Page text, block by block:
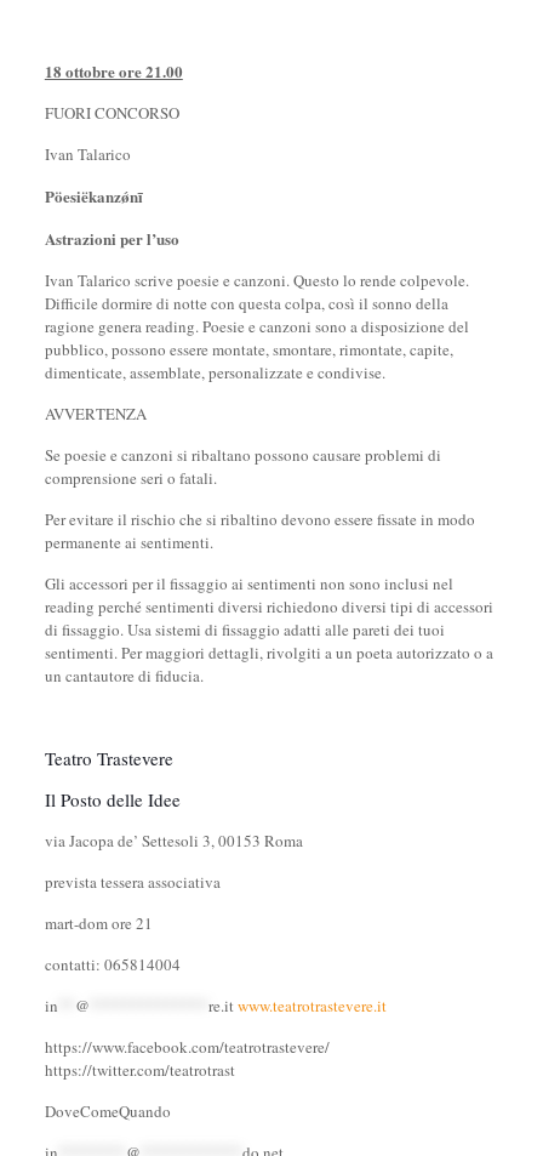
18 ottobre ore 21.00
FUORI CONCORSO
Ivan Talarico
Pöesiëkanzǿnī
Astrazioni per l’uso
Ivan Talarico scrive poesie e canzoni. Questo lo rende colpevole.
Difficile dormire di notte con questa colpa, così il sonno della
ragione genera reading. Poesie e canzoni sono a disposizione del
pubblico, possono essere montate, smontare, rimontate, capite,
dimenticate, assemblate, personalizzate e condivise.
AVVERTENZA
Se poesie e canzoni si ribaltano possono causare problemi di
comprensione seri o fatali.
Per evitare il rischio che si ribaltino devono essere fissate in modo
permanente ai sentimenti.
Gli accessori per il fissaggio ai sentimenti non sono inclusi nel
reading perché sentimenti diversi richiedono diversi tipi di accessori
di fissaggio. Usa sistemi di fissaggio adatti alle pareti dei tuoi
sentimenti. Per maggiori dettagli, rivolgiti a un poeta autorizzato o a
un cantautore di fiducia.
Teatro Trastevere
Il Posto delle Idee
via Jacopa de’ Settesoli 3, 00153 Roma
prevista tessera associativa
mart-dom ore 21
contatti: 065814004
in
@ re.itwww.teatrotrastevere.it
https://www.facebook.com/teatrotrastevere/
https://twitter.com/teatrotrast
DoveComeQuando